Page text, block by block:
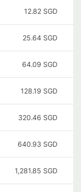
12.82 SGD
25.64 SGD
64.09 SGD
128.19 SGD
320.46 SGD
640.93 SGD
1,281.85 SGD